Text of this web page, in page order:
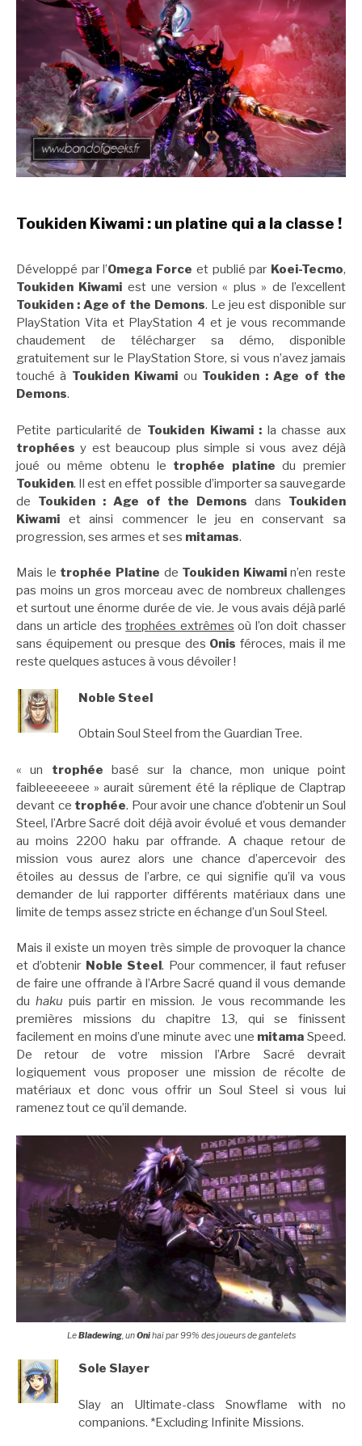
Toukiden Kiwami : un platine qui a la classe !
Développé par l’Omega Force et publié par Koei-Tecmo,
Toukiden Kiwami est une version « plus » de l’excellent
Toukiden : Age of the Demons. Le jeu est disponible sur
PlayStation Vita et PlayStation 4 et je vous recommande
chaudement de télécharger sa démo, disponible
gratuitement sur le PlayStation Store, si vous n’avez jamais
touché à Toukiden Kiwami ou Toukiden : Age of the
Demons.
Petite particularité de Toukiden Kiwami : la chasse aux
trophéesy est beaucoup plus simple si vous avez déjà
joué ou même obtenu le trophée platine du premier
Toukiden. Il est en effet possible d’importer sa sauvegarde
de Toukiden : Age of the Demons dans Toukiden
Kiwami et ainsi commencer le jeu en conservant sa
progression, ses armes et ses mitamas.
Mais le trophée Platine de Toukiden Kiwamin’en reste
pas moins un gros morceau avec de nombreux challenges
et surtout une énorme durée de vie. Je vous avais déjà parlé
dans un article destrophées extrêmes où l’on doit chasser
sans équipement ou presque des Onis féroces, mais il me
reste quelques astuces à vous dévoiler !
Noble Steel
Obtain Soul Steel from the Guardian Tree.
« un trophée basé sur la chance, mon unique point
faibleeeeeee » aurait sûrement été la réplique de Claptrap
devant ce trophée. Pour avoir une chance d’obtenir un Soul
Steel, l’Arbre Sacré doit déjà avoir évolué et vous demander
au moins 2200 haku par offrande. A chaque retour de
mission vous aurez alors une chance d’apercevoir des
étoiles au dessus de l’arbre, ce qui signifie qu’il va vous
demander de lui rapporter différents matériaux dans une
limite de temps assez stricte en échange d’un Soul Steel.
Mais il existe un moyen très simple de provoquer la chance
et d’obtenir Noble Steel. Pour commencer, il faut refuser
de faire une offrande à l’Arbre Sacré quand il vous demande
du haku puis partir en mission. Je vous recommande les
premières missions du chapitre 13, qui se finissent
facilement en moins d’une minute avec une mitama Speed.
De retour de votre mission l’Arbre Sacré devrait
logiquement vous proposer une mission de récolte de
matériaux et donc vous offrir un Soul Steel si vous lui
ramenez tout ce qu’il demande.
LeBladewing, unOnihaï par 99% des joueurs de gantelets
Sole Slayer
Slay an Ultimate-class Snowflame with no
companions. *Excluding Infinite Missions.